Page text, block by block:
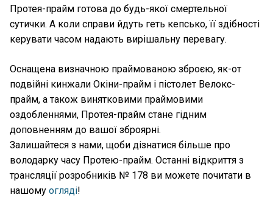
Протея-прайм готова до будь-якої смертельної
сутички. А коли справи йдуть геть кепсько, її здібності
керувати часом надають вирішальну перевагу.
Оснащена визначною праймованою зброєю, як-от
подвійні кинжали Окіни-прайм і пістолет Велокс-
прайм, а також винятковими праймовими
оздобленнями, Протея-прайм стане гідним
доповненням до вашої зброярні.
Залишайтеся з нами, щоби дізнатися більше про
володарку часу Протею-прайм. Останні відкриття з
трансляції розробників № 178 ви можете почитати в
нашому огляді!